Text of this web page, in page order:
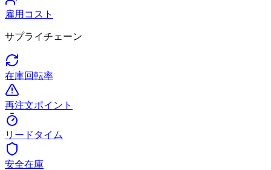
雇用コスト
サプライチェーン
在庫回転率
再注文ポイント
リードタイム
安全在庫